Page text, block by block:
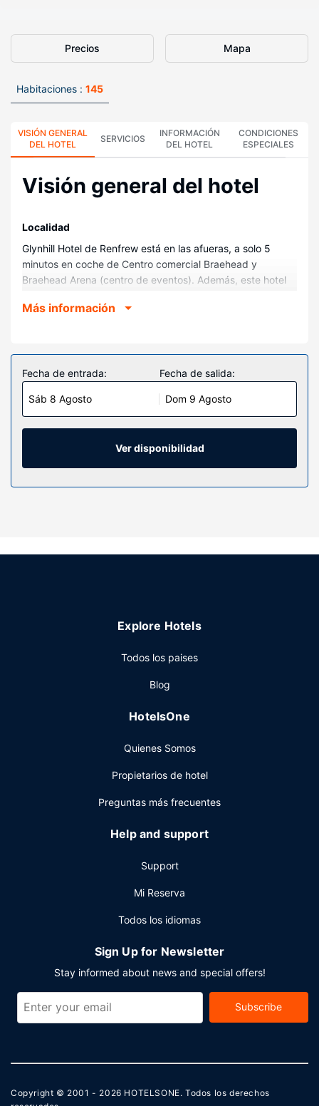
Precios Mapa
Habitaciones : 145
VISIÓN GENERAL
DEL HOTEL
SERVICIOS
INFORMACIÓN
DEL HOTEL
CONDICIONES
ESPECIALES
Visión general del hotel
Localidad
Glynhill Hotel de Renfrew está en las afueras, a solo 5
minutos en coche de Centro comercial Braehead y
Braehead Arena (centro de eventos). Además, este hotel
Clyde Auditorium.
Te sentirás como en tu propia casa en cualquiera de las
145 habitaciones. La conexión wifi gratis te mantendrá en
contacto con los tuyos. Además, podrás disfrutar de
canales digitales. El cuarto de baño está provisto de
artículos de higiene personal de diseño y secadores de
pelo. Entre las comodidades, se incluyen escritorio,
hervidor eléctrico y teléfono.
Servicios hotel
Con servicios como masajes, tratamientos corporales o
conexión a Internet wifi gratis, servicios de conserjería y
comer algo, pero si lo prefieres, puedes llamar al servicio
¿Quieres despejarte? Relájate y disfruta con la bebida que
completo, con un coste adicional, se ofrece de lunes a
semana el horario es de 07:00 a 10:30.
check-out exprés y un servicio de recepción las 24 horas a
tu disposición. Hay un aparcamiento sin asistencia gratuito
Más información
Fecha de entrada:
Sáb 8 Agosto
Fecha de salida:
Dom 9 Agosto
Ver disponibilidad
Explore Hotels
Todos los paises
Blog
HotelsOne
Quienes Somos
Propietarios de hotel
Preguntas más frecuentes
Help and support
Support
Mi Reserva
Todos los idiomas
Sign Up for Newsletter
Stay informed about news and special offers!
Subscribe
Copyright © 2001 - 2026 HOTELSONE. Todos los derechos